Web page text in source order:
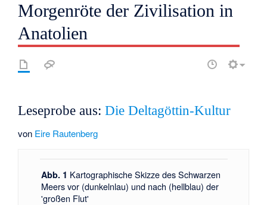
Morgenröte der Zivilisation in
Anatolien
Leseprobe aus:Die Deltagöttin-Kultur
von Eire Rautenberg
Abb. 1 Kartographische Skizze des Schwarzen
Meers vor (dunkelnlau) und nach (hellblau) der
'großen Flut'